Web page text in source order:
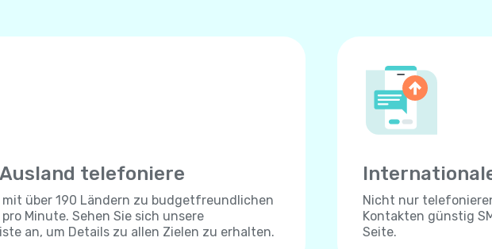
telefoniere
mit über 190 Ländern zu budgetfreundlichen
Minute. Sehen Sie sich unsere
an, um Details zu allen Zielen zu erhalten.
Nicht nur
Kontakten günstig
Seite.